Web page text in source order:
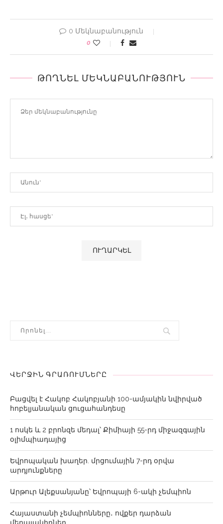
0 Մեկնաբանություն
0
ԹՈՂՆԵԼ ՄԵԿՆԱԲԱՆՈՒԹՅՈՒՆ
ՎԵՐՋԻՆ ԳՐԱՌՈՒՄՆԵՐԸ
Բացվել է Հակոբ Հակոբյանի 100-ամյակին նվիրված
հոբելյանական ցուցահանդեսը
1 ոսկե և 2 բրոնզե մեդալ՝ Քիմիայի 55-րդ միջազգային
օլիմպիադայից
Եվրոպական խաղեր. մրցումային 7-րդ օրվա
արդյունքները
Արթուր Ալեքսանյանը՝ Եվրոպայի 6-ակի չեմպիոն
Հայաստանի չեմպիոնները․ ովքեր դարձան